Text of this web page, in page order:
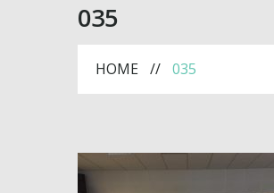
035
HOME 035